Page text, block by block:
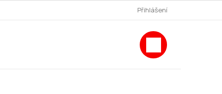
Přihlášení
NÁKUPNÍ
KOŠÍK